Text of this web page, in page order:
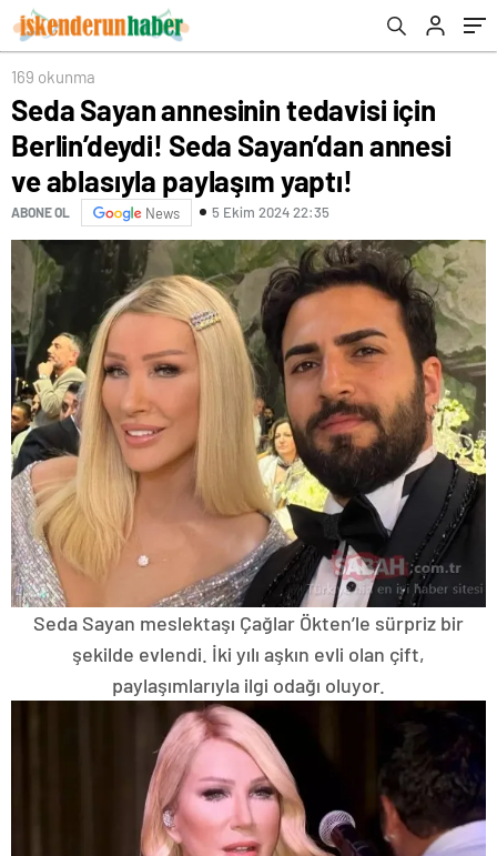
ablasıyla paylaşım yaptı!
169 okunma
Seda Sayan annesinin tedavisi için
Berlin’deydi! Seda Sayan’dan annesi
ve ablasıyla paylaşım yaptı!
ABONE OL News 5 Ekim 2024 22:35
Seda Sayan meslektaşı Çağlar Ökten’le sürpriz bir
şekilde evlendi. İki yılı aşkın evli olan çift,
paylaşımlarıyla ilgi odağı oluyor.